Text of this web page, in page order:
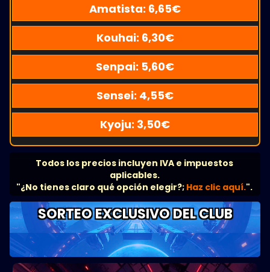
Amatista: 6,65€
Kouhai: 6,30€
Senpai: 5,60€
Sensei: 4,55€
Kyoju: 3,50€
Todos los precios incluyen IVA e impuestos
aplicables.
"¿No tienes claro qué opción elegir?; Haz clic aquí.".
SORTEO EXCLUSIVO DEL CLUB